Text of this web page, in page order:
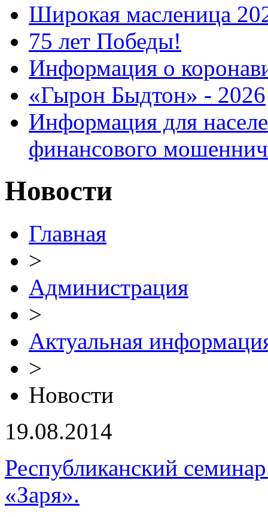
Широкая масленица
75 лет Победы!
Информация о
«Гырон Быдтон» - 2026
Информация для
финансового
Новости
Главная
>
Администрация
>
Актуальная
>
Новости
19.08.2014
Республиканский
«Заря».